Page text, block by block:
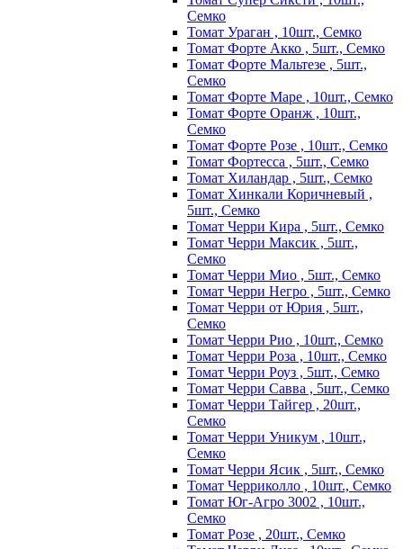
Семко
Томат Ураган , 10шт., Семко
Томат Форте Акко , 5шт., Семко
Томат Форте Мальтезе , 5шт.,
Семко
Томат Форте Маре , 10шт., Семко
Томат Форте Оранж , 10шт.,
Семко
Томат Форте Розе , 10шт., Семко
Томат Фортесса , 5шт., Семко
Томат Хиландар , 5шт., Семко
Томат Хинкали Коричневый ,
5шт., Семко
Томат Черри Кира , 5шт., Семко
Томат Черри Максик , 5шт.,
Семко
Томат Черри Мио , 5шт., Семко
Томат Черри Негро , 5шт., Семко
Томат Черри от Юрия , 5шт.,
Семко
Томат Черри Рио , 10шт., Семко
Томат Черри Роза , 10шт., Семко
Томат Черри Роуз , 5шт., Семко
Томат Черри Савва , 5шт., Семко
Томат Черри Тайгер , 20шт.,
Семко
Томат Черри Уникум , 10шт.,
Семко
Томат Черри Ясик , 5шт., Семко
Томат Черриколло , 10шт., Семко
Томат Юг-Агро 3002 , 10шт.,
Семко
Томат Розе , 20шт., Семко